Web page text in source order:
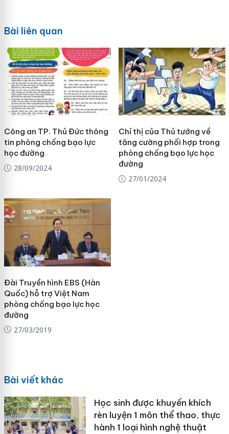
Bài liên quan
Công an TP. Thủ Đức thông
tin phòng chống bạo lực
học đường
28/09/2024
Chỉ thị của Thủ tướng về
tăng cường phối hợp trong
phòng chống bạo lực học
đường
27/01/2024
Đài Truyền hình EBS (Hàn
Quốc) hỗ trợ Việt Nam
phòng chống bạo lực học
đường
27/03/2019
Bài viết khác
Học sinh được khuyến khích
rèn luyện 1 môn thể thao, thực
hành 1 loại hình nghệ thuật